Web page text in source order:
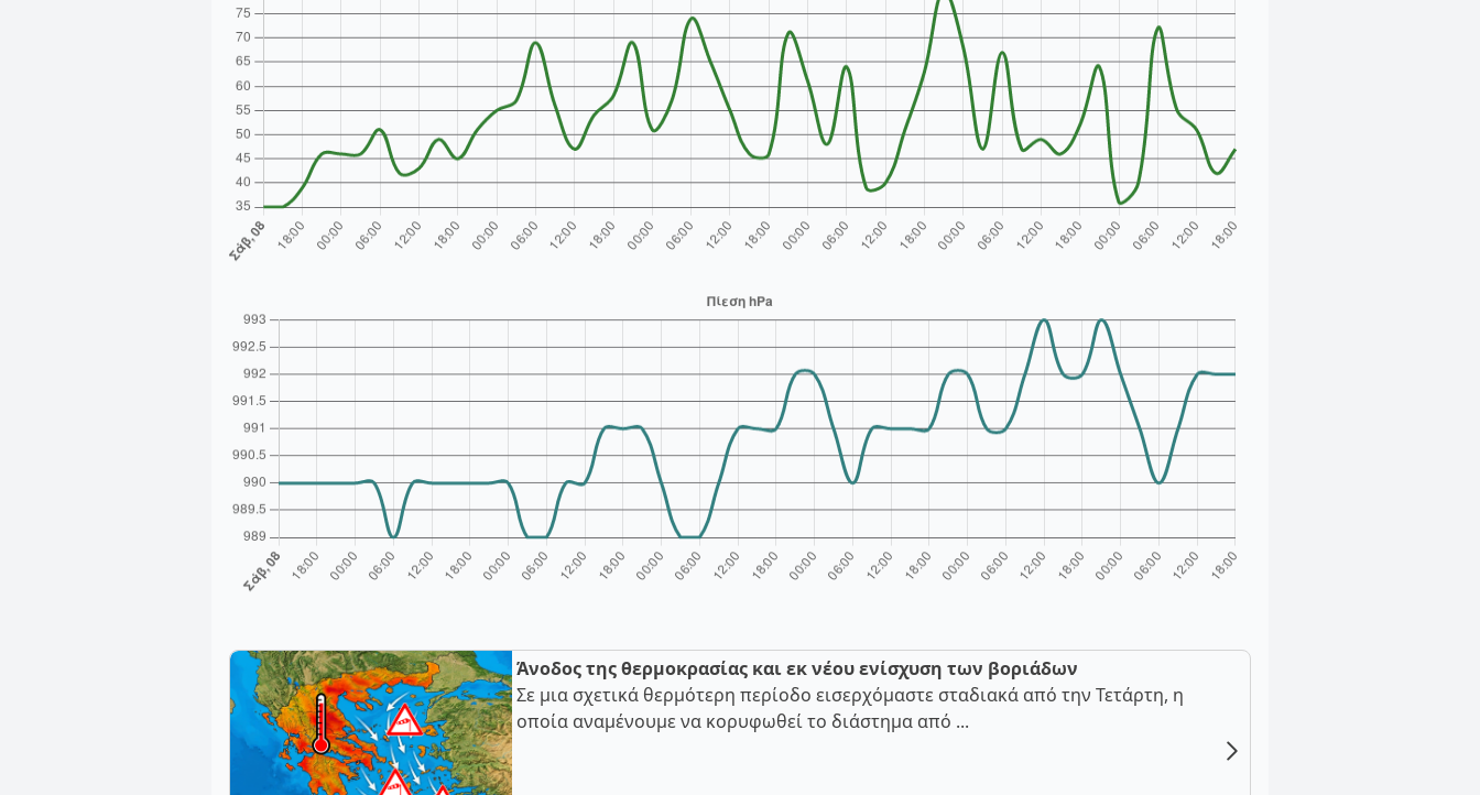
Άνοδος της θερμοκρασίας και εκ νέου ενίσχυση των βοριάδων
Σε μια σχετικά θερμότερη περίοδο εισερχόμαστε σταδιακά από την Τετάρτη, η
οποία αναμένουμε να κορυφωθεί το διάστημα από ...